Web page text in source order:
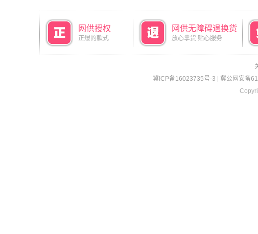
网供授权
正爆的款式
网供无障碍退换货
放心拿货 贴心服务
冀ICP备16023735号-3
冀公网安备